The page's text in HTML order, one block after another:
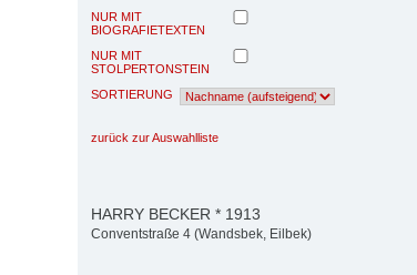
NUR MIT
BIOGRAFIETEXTEN
NUR MIT
STOLPERTONSTEIN
SORTIERUNG
zurück zur Auswahlliste
HARRY BECKER * 1913
Conventstraße 4 (Wandsbek, Eilbek)